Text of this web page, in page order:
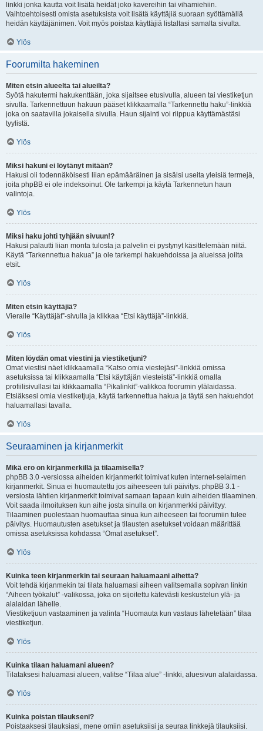
linkki jonka kautta voit lisätä heidät joko kavereihin tai vihamiehiin.
Vaihtoehtoisesti omista asetuksista voit lisätä käyttäjiä suoraan syöttämällä
heidän käyttäjänimen. Voit myös poistaa käyttäjiä listaltasi samalta sivulta.
Ylös
Foorumilta hakeminen
Miten etsin alueelta tai alueilta?
Syötä hakutermi hakukenttään, joka sijaitsee etusivulla, alueen tai viestiketjun
sivulla. Tarkennettuun hakuun pääset klikkaamalla “Tarkennettu haku”-linkkiä
joka on saatavilla jokaisella sivulla. Haun sijainti voi riippua käyttämästäsi
tyylistä.
Ylös
Miksi hakuni ei löytänyt mitään?
Hakusi oli todennäköisesti liian epämääräinen ja sisälsi useita yleisiä termejä,
joita phpBB ei ole indeksoinut. Ole tarkempi ja käytä Tarkennetun haun
valintoja.
Ylös
Miksi haku johti tyhjään sivuun!?
Hakusi palautti liian monta tulosta ja palvelin ei pystynyt käsittelemään niitä.
Käytä “Tarkennettua hakua” ja ole tarkempi hakuehdoissa ja alueissa joilta
etsit.
Ylös
Miten etsin käyttäjiä?
Vieraile “Käyttäjät”-sivulla ja klikkaa “Etsi käyttäjä”-linkkiä.
Ylös
Miten löydän omat viestini ja viestiketjuni?
Omat viestisi näet klikkaamalla “Katso omia viestejäsi”-linkkiä omissa
asetuksissa tai klikkaamalla “Etsi käyttäjän viesteistä”-linkkiä omalla
profiilisivullasi tai klikkaamalla “Pikalinkit”-valikkoa foorumin ylälaidassa.
Etsiäksesi omia viestiketjuja, käytä tarkennettua hakua ja täytä sen hakuehdot
haluamallasi tavalla.
Ylös
Seuraaminen ja kirjanmerkit
Mikä ero on kirjanmerkillä ja tilaamisella?
phpBB 3.0 -versiossa aiheiden kirjanmerkit toimivat kuten internet-selaimen
kirjanmerkit. Sinua ei huomautettu jos aiheeseen tuli päivitys. phpBB 3.1 -
versiosta lähtien kirjanmerkit toimivat samaan tapaan kuin aiheiden tilaaminen.
Voit saada ilmoituksen kun aihe josta sinulla on kirjanmerkki päivittyy.
Tilaaminen puolestaan huomauttaa sinua kun aiheeseen tai foorumiin tulee
päivitys. Huomautusten asetukset ja tilausten asetukset voidaan määrittää
omissa asetuksissa kohdassa “Omat asetukset”.
Ylös
Kuinka teen kirjanmerkin tai seuraan haluamaani aihetta?
Voit tehdä kirjanmekin tai tilata haluamasi aiheen valitsemalla sopivan linkin
“Aiheen työkalut” -valikossa, joka on sijoitettu kätevästi keskustelun ylä- ja
alalaidan lähelle.
Viestiketjuun vastaaminen ja valinta “Huomauta kun vastaus lähetetään” tilaa
viestiketjun.
Ylös
Kuinka tilaan haluamani alueen?
Tilataksesi haluamasi alueen, valitse “Tilaa alue” -linkki, aluesivun alalaidassa.
Ylös
Kuinka poistan tilaukseni?
Poistaaksesi tilauksiasi, mene omiin asetuksiisi ja seuraa linkkejä tilauksiisi.